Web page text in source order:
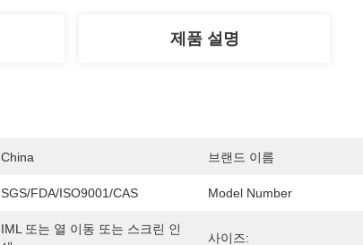
제품 설명
China 브랜드 이름
SGS/FDA/ISO9001/CAS Model Number
IML 또는 열 이동 또는 스크린 인
사이즈: